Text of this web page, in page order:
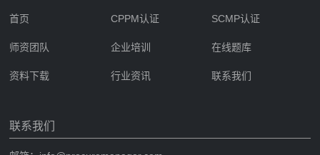
首页 CPPM认证 SCMP认证
师资团队 企业培训 在线题库
资料下载 行业资讯 联系我们
联系我们